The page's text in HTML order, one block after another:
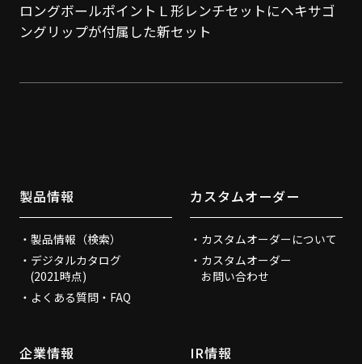
ロングボールポイントＬ形レンチセットにヘキサゴ
ングリップが付属した新セット
製品情報
製品情報（検索）
デジタルカタログ
(2021時点)
よくある質問・FAQ
カスタムオーダー
カスタムオーダーについて
カスタムオーダー
お問い合わせ
企業情報 IR情報